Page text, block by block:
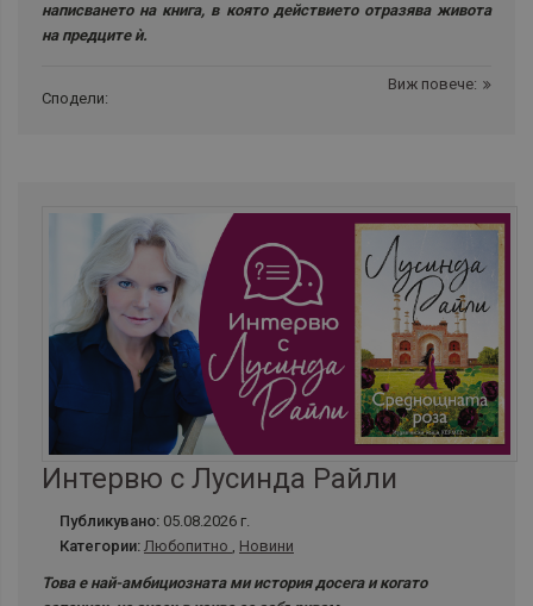
написването на книга, в която действието отразява живота
на предците ѝ.
Виж повече:
Сподели:
Интервю с Лусинда Райли
Публикувано: 05.08.2026 г.
Категории: Любопитно , Новини
Това е най-амбициозната ми история досега и когато